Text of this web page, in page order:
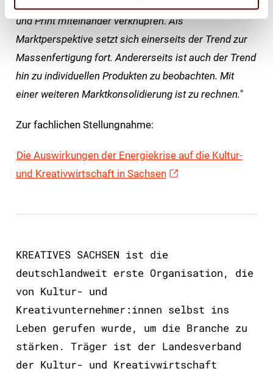
und Print miteinander verknüpfen. Als
Marktperspektive setzt sich einerseits der Trend zur
Massenfertigung fort. Andererseits ist auch der Trend
hin zu individuellen Produkten zu beobachten. Mit
einer weiteren Marktkonsolidierung ist zu rechnen."
Zur fachlichen Stellungnahme:
Die Auswirkungen der Energiekrise auf die Kultur-
und Kreativwirtschaft in Sachsen
KREATIVES SACHSEN ist die
deutschlandweit erste Organisation, die
von Kultur- und
Kreativunternehmer:innen selbst ins
Leben gerufen wurde, um die Branche zu
stärken. Träger ist der Landesverband
der Kultur- und Kreativwirtschaft